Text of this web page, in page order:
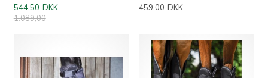
544,50 DKK
1.089,00
459,00 DKK